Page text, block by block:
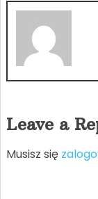
Leave a
Musisz się